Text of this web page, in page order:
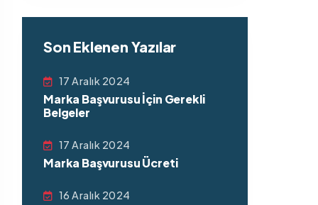
Son Eklenen Yazılar
17 Aralık 2024
Marka Başvurusu İçin Gerekli
Belgeler
17 Aralık 2024
Marka Başvurusu Ücreti
16 Aralık 2024